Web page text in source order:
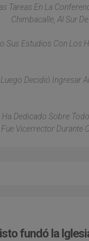
Tareas En La
Chimbacalle, Al Sur
Sus Estudios Con Los
Decidió Ingresar
Dedicado Sobre
Vicerrector Durante
fundó la